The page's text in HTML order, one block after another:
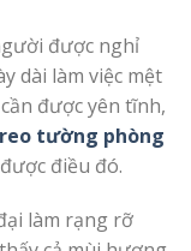
được nghỉ
dài làm việc mệt
được yên tĩnh,
tường phòng
điều đó.
làm rạng rỡ